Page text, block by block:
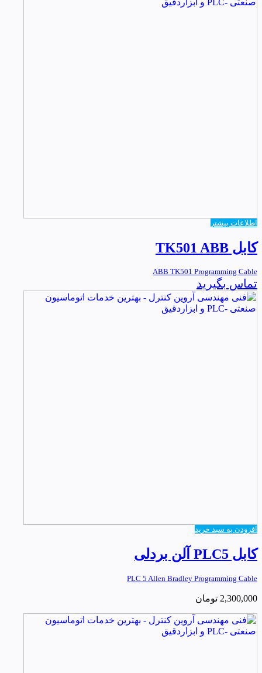
اطلاعات بیشتر
کابل TK501 ABB
ABB TK501 Programming Cable
تماس بگیرید
افزودن به سبد خرید
کابل PLC5 آلن بردلی
PLC 5 Allen Bradley Programming Cable
2,300,000 تومان